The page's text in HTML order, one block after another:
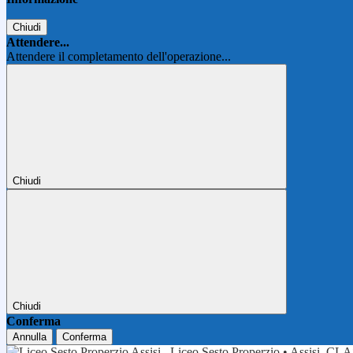
Chiudi
Attendere...
Attendere il completamento dell'operazione...
Chiudi
Chiudi
Conferma
Annulla Conferma